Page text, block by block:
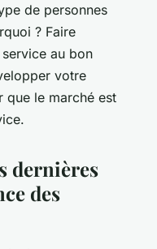
de personnes
? Faire
au bon
votre
que le marché est
dernières
des